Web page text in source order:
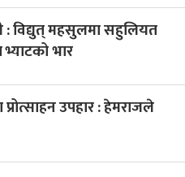
: विद्युत् महसुलमा सहुलियत
भार
उपहार : हेमराजले